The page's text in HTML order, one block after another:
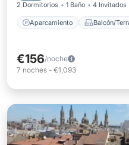
2 Dormitorios 1 Baño 4 Invitados
Aparcamiento Balcón/
€156/noche
7 noches - €1,093